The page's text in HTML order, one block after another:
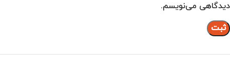
دیدگاهی می‌نویسم.